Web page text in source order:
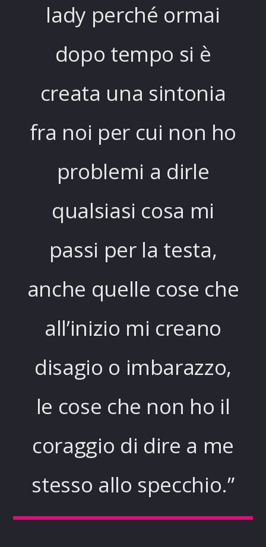
lady perché ormai
dopo tempo si è
creata una sintonia
fra noi per cui non ho
problemi a dirle
qualsiasi cosa mi
passi per la testa,
anche quelle cose che
all’inizio mi creano
disagio o imbarazzo,
le cose che non ho il
coraggio di dire a me
stesso allo specchio.”